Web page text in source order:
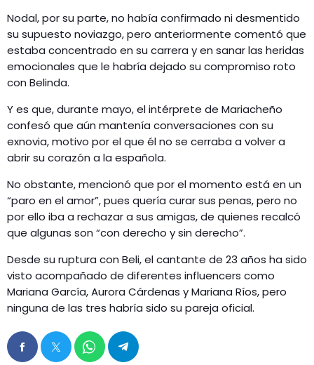
Nodal, por su parte, no había confirmado ni desmentido
su supuesto noviazgo, pero anteriormente comentó que
estaba concentrado en su carrera y en sanar las heridas
emocionales que le habría dejado su compromiso roto
con Belinda.
Y es que, durante mayo, el intérprete de Mariacheño
confesó que aún mantenía conversaciones con su
exnovia, motivo por el que él no se cerraba a volver a
abrir su corazón a la española.
No obstante, mencionó que por el momento está en un
“paro en el amor”, pues quería curar sus penas, pero no
por ello iba a rechazar a sus amigas, de quienes recalcó
que algunas son “con derecho y sin derecho”.
Desde su ruptura con Beli, el cantante de 23 años ha sido
visto acompañado de diferentes influencers como
Mariana García, Aurora Cárdenas y Mariana Ríos, pero
ninguna de las tres habría sido su pareja oficial.